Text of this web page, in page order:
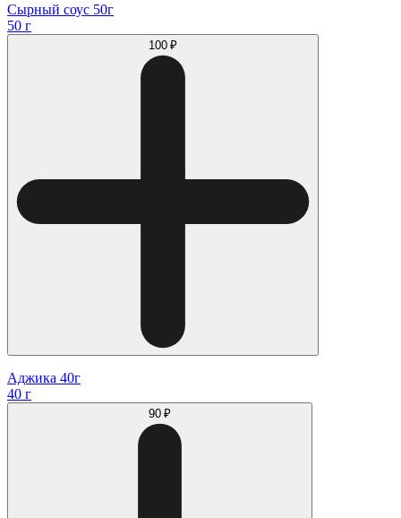
Сырный соус 50г
50 г
100 ₽
Аджика 40г
40 г
90 ₽